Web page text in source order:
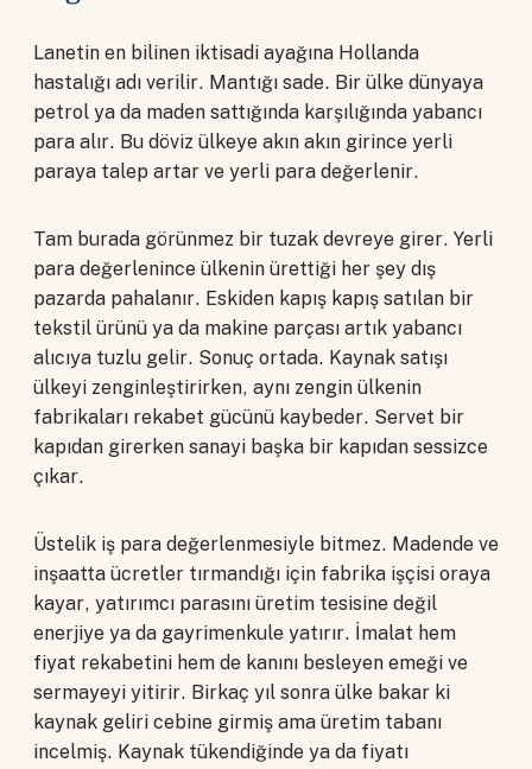
Lanetin en bilinen iktisadi ayağına Hollanda
hastalığı adı verilir. Mantığı sade. Bir ülke dünyaya
petrol ya da maden sattığında karşılığında yabancı
para alır. Bu döviz ülkeye akın akın girince yerli
paraya talep artar ve yerli para değerlenir.
Tam burada görünmez bir tuzak devreye girer. Yerli
para değerlenince ülkenin ürettiği her şey dış
pazarda pahalanır. Eskiden kapış kapış satılan bir
tekstil ürünü ya da makine parçası artık yabancı
alıcıya tuzlu gelir. Sonuç ortada. Kaynak satışı
ülkeyi zenginleştirirken, aynı zengin ülkenin
fabrikaları rekabet gücünü kaybeder. Servet bir
kapıdan girerken sanayi başka bir kapıdan sessizce
çıkar.
Üstelik iş para değerlenmesiyle bitmez. Madende ve
inşaatta ücretler tırmandığı için fabrika işçisi oraya
kayar, yatırımcı parasını üretim tesisine değil
enerjiye ya da gayrimenkule yatırır. İmalat hem
fiyat rekabetini hem de kanını besleyen emeği ve
sermayeyi yitirir. Birkaç yıl sonra ülke bakar ki
kaynak geliri cebine girmiş ama üretim tabanı
incelmiş. Kaynak tükendiğinde ya da fiyatı